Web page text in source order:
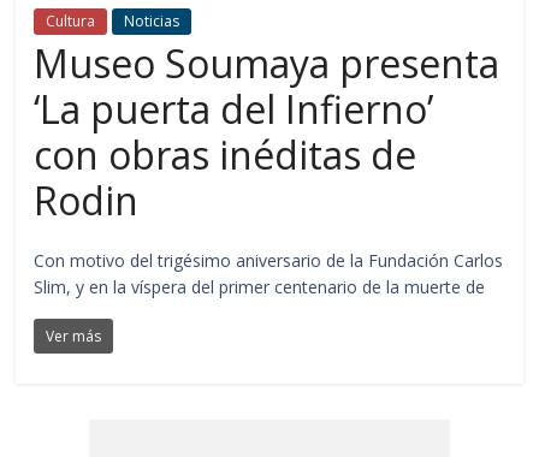
Cultura Noticias
Museo Soumaya presenta
‘La puerta del Infierno’
con obras inéditas de
Rodin
Con motivo del trigésimo aniversario de la Fundación Carlos
Slim, y en la víspera del primer centenario de la muerte de
Ver más